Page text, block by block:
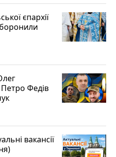
єпархії
Федів
вакансії